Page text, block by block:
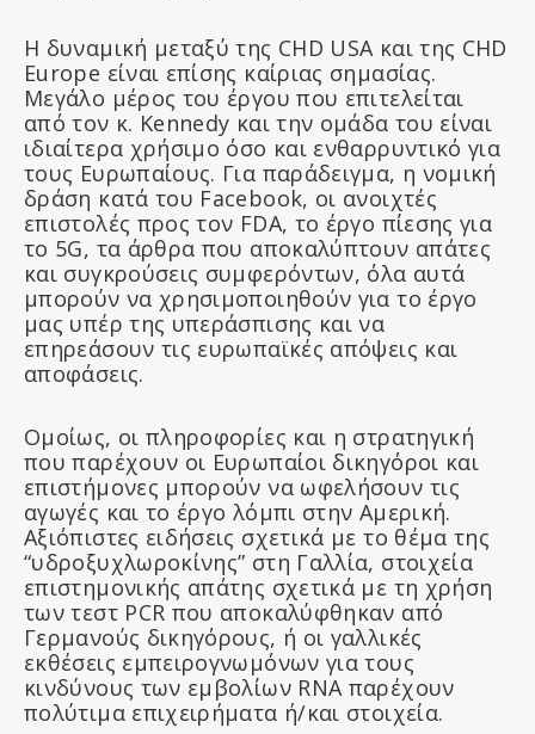
Η δυναμική μεταξύ της CHD USA και της CHD
Europe είναι επίσης καίριας σημασίας.
Μεγάλο μέρος του έργου που επιτελείται
από τον κ. Kennedy και την ομάδα του είναι
ιδιαίτερα χρήσιμο όσο και ενθαρρυντικό για
τους Ευρωπαίους. Για παράδειγμα, η νομική
δράση κατά του Facebook, οι ανοιχτές
επιστολές προς τον FDA, το έργο πίεσης για
το 5G, τα άρθρα που αποκαλύπτουν απάτες
και συγκρούσεις συμφερόντων, όλα αυτά
μπορούν να χρησιμοποιηθούν για το έργο
μας υπέρ της υπεράσπισης και να
επηρεάσουν τις ευρωπαϊκές απόψεις και
αποφάσεις.
Ομοίως, οι πληροφορίες και η στρατηγική
που παρέχουν οι Ευρωπαίοι δικηγόροι και
επιστήμονες μπορούν να ωφελήσουν τις
αγωγές και το έργο λόμπι στην Αμερική.
Αξιόπιστες ειδήσεις σχετικά με το θέμα της
“υδροξυχλωροκίνης” στη Γαλλία, στοιχεία
επιστημονικής απάτης σχετικά με τη χρήση
των τεστ PCR που αποκαλύφθηκαν από
Γερμανούς δικηγόρους, ή οι γαλλικές
εκθέσεις εμπειρογνωμόνων για τους
κινδύνους των εμβολίων RNA παρέχουν
πολύτιμα επιχειρήματα ή/και στοιχεία.